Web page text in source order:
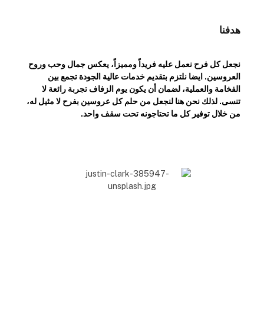
هدفنا
نجعل كل فرح نعمل عليه فريداً ومميزاً، يعكس جمال وحب وروح
العروسين. ايضا نلتزم بتقديم خدمات عالية الجودة تجمع بين
الفخامة والعملية، لضمان أن يكون يوم الزفاف تجربة رائعة لا
تنسى. لذلك نحن هنا لنجعل من حلم كل عروسين بفرح لا مثيل له،
من خلال توفير كل ما تحتاجونه تحت سقف واحد.